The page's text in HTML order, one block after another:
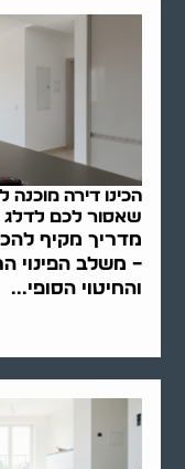
שאסור לכם לדלג
– משלב הפינוי
והחיטוי הסופי...